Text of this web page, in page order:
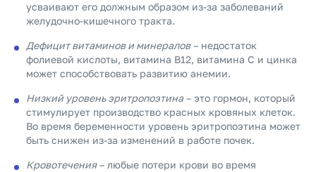
усваивают его должным образом из-за заболеваний
желудочно-кишечного тракта.
Дефицит витаминов и минералов– недостаток
фолиевой кислоты, витамина В12, витамина С и цинка
может способствовать развитию анемии.
Низкий уровень эритропоэтина– это гормон, который
стимулирует производство красных кровяных клеток.
Во время беременности уровень эритропоэтина может
быть снижен из-за изменений в работе почек.
Кровотечения– любые потери крови во время